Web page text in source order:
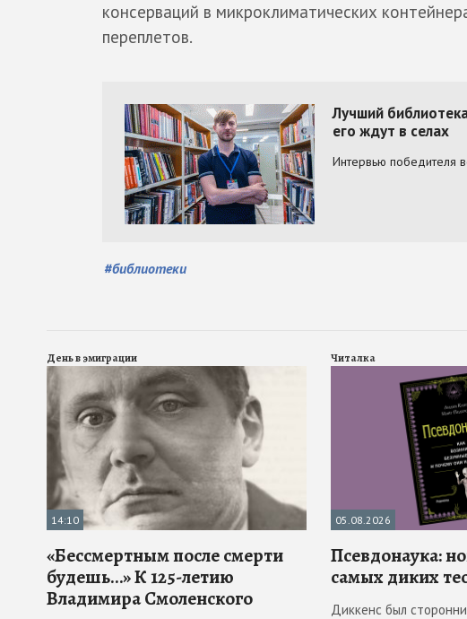
консерваций в микроклиматических
переплетов.
#библиотеки
День в эмиграции
14:10
«Бессмертным после смерти
будешь…» К 125-летию
Владимира Смоленского
Читалка
05.08.2026
Псевдонаука:
самых диких
Диккенс был